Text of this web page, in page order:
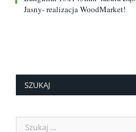
Jasny- realizacja WoodMarket!
SZUKAJ